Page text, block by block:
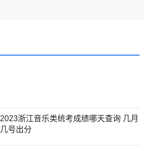
2023浙江音乐类统考成绩哪天查询 几月
几号出分